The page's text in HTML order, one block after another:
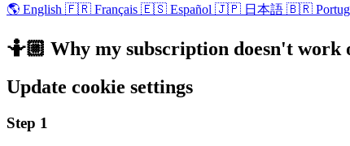
🌎 English 🇫🇷 Français 🇪🇸 Español 🇯🇵 日本語 🇧🇷
🤷🏼 Why my subscription doesn't work
Update cookie settings
Step 1